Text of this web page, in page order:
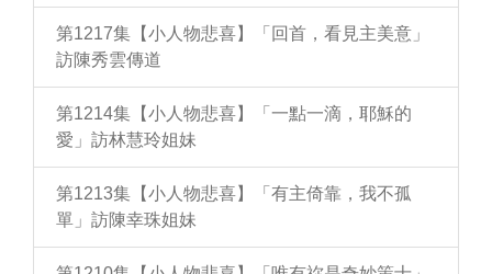
第1217集【小人物悲喜】「回首，看見主美意」
訪陳秀雲傳道
第1214集【小人物悲喜】「一點一滴，耶穌的
愛」訪林慧玲姐妹
第1213集【小人物悲喜】「有主倚靠，我不孤
單」訪陳幸珠姐妹